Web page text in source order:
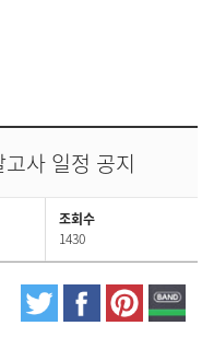
사 일정 공지
조회수
1430